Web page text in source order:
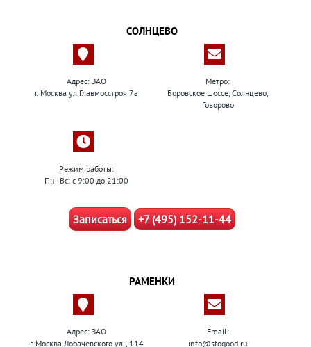
СОЛНЦЕВО
Адрес: ЗАО
г. Москва ул.Главмосстроя 7а
Метро:
Боровское шоссе, Солнцево,
Говорово
Режим работы:
Пн–Вс: с 9:00 до 21:00
Записаться +7 (495) 152-11-44
РАМЕНКИ
Адрес: ЗАО
г. Москва Лобачевского ул., 114
Email:
info@stogood.ru